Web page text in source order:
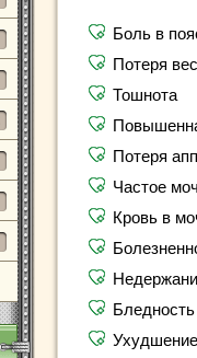
Боль в
Потеря
Тошнота
Потеря
Частое
Кровь в